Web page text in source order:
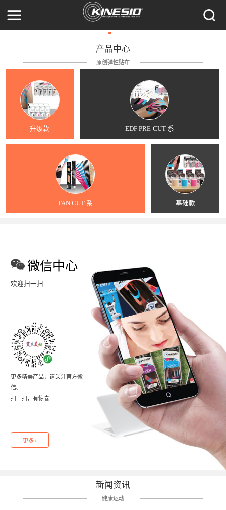
产品中心
原创弹性贴布
升级款 EDF PRE-CUT 系
FAN CUT 系 基础款
微信中心
欢迎扫一扫
更多精美产品，请关注官方微
信。
扫一扫，有惊喜
更多+
新闻资讯
健康运动